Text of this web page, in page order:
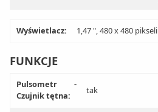
Wyświetlacz: 1,47 ", 480 x 480 pikseli
FUNKCJE
Pulsometr -
Czujnik tętna:
tak